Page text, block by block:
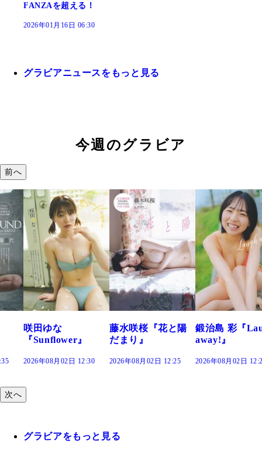
FANZAを超える！
2026年01月16日 06:30
グラビアニュースをもっと見る
今週のグラビア
前へ
咲田ゆな
『Sunflower』
2026年08月02日 12:30
藤水咲桜『花と陽
だまり』
2026年08月02日 12:25
鍛治島 彩『
away!』
2026年08月02日
次へ
グラビアをもっと見る